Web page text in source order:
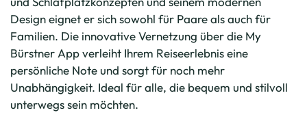
Design eignet er sich sowohl für Paare als auch für
Familien. Die innovative Vernetzung über die My
Bürstner App verleiht Ihrem Reiseerlebnis eine
persönliche Note und sorgt für noch mehr
Unabhängigkeit. Ideal für alle, die bequem und stilvoll
unterwegs sein möchten.